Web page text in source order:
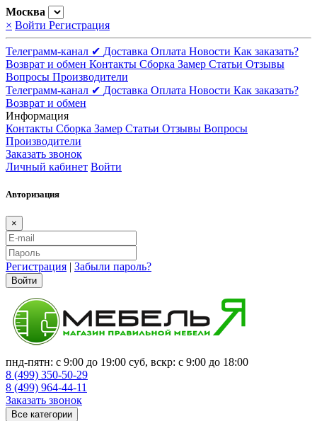
Москва
× Войти Регистрация
Телеграмм-канал ✔ Доставка Оплата Новости Как заказать?
Возврат и обмен Контакты Сборка Замер Статьи Отзывы
Вопросы Производители
Телеграмм-канал ✔ Доставка Оплата Новости Как заказать?
Возврат и обмен
Информация
Контакты Сборка Замер Статьи Отзывы Вопросы
Производители
Заказать звонок
Личный кабинет Войти
Авторизация
×
Регистрация | Забыли пароль?
Войти
пнд-пятн: с 9:00 до 19:00 суб, вскр: с 9:00 до 18:00
8 (499) 350-50-29
8 (499) 964-44-11
Заказать звонок
Все категории